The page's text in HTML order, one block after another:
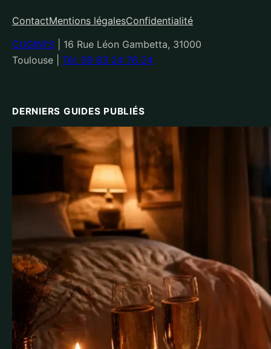
ContactMentions légalesConfidentialité
CUGINI'S
16 Rue Léon Gambetta, 31000
Toulouse
Tél. 09 83 24 76 24
DERNIERS GUIDES PUBLIÉS